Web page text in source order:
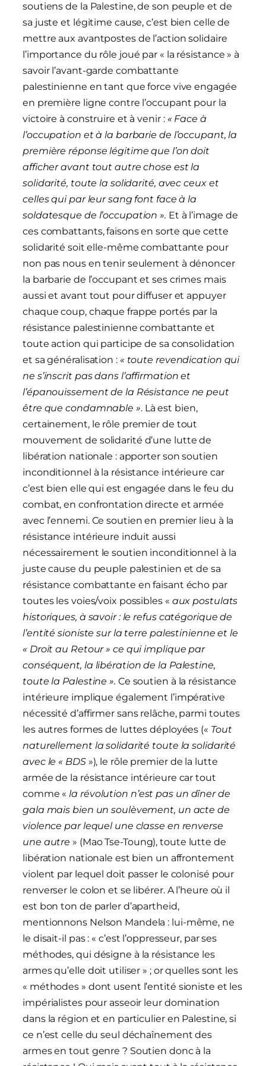
soutiens de la Palestine, de son peuple et de
sa juste et légitime cause, c’est bien celle de
mettre aux avantpostes de l’action solidaire
l’importance du rôle joué par « la résistance » à
savoir l’avant-garde combattante
palestinienne en tant que force vive engagée
en première ligne contre l’occupant pour la
victoire à construire et à venir : « Face à
l’occupation et à la barbarie de l’occupant, la
première réponse légitime que l’on doit
afficher avant tout autre chose est la
solidarité, toute la solidarité, avec ceux et
celles qui par leur sang font face à la
soldatesque de l’occupation ». Et à l’image de
ces combattants, faisons en sorte que cette
solidarité soit elle-même combattante pour
non pas nous en tenir seulement à dénoncer
la barbarie de l’occupant et ses crimes mais
aussi et avant tout pour diffuser et appuyer
chaque coup, chaque frappe portés par la
résistance palestinienne combattante et
toute action qui participe de sa consolidation
et sa généralisation : « toute revendication qui
ne s’inscrit pas dans l’affirmation et
l’épanouissement de la Résistance ne peut
être que condamnable ». Là est bien,
certainement, le rôle premier de tout
mouvement de solidarité d’une lutte de
libération nationale : apporter son soutien
inconditionnel à la résistance intérieure car
c’est bien elle qui est engagée dans le feu du
combat, en confrontation directe et armée
avec l’ennemi. Ce soutien en premier lieu à la
résistance intérieure induit aussi
nécessairement le soutien inconditionnel à la
juste cause du peuple palestinien et de sa
résistance combattante en faisant écho par
toutes les voies/voix possibles « aux postulats
historiques, à savoir : le refus catégorique de
l’entité sioniste sur la terre palestinienne et le
« Droit au Retour » ce qui implique par
conséquent, la libération de la Palestine,
toute la Palestine ». Ce soutien à la résistance
intérieure implique également l’impérative
nécessité d’affirmer sans relâche, parmi toutes
les autres formes de luttes déployées (« Tout
naturellement la solidarité toute la solidarité
avec le « BDS »), le rôle premier de la lutte
armée de la résistance intérieure car tout
comme «la révolution n’est pas un dîner de
gala mais bien un soulèvement, un acte de
violence par lequel une classe en renverse
une autre » (Mao Tse-Toung), toute lutte de
libération nationale est bien un affrontement
violent par lequel doit passer le colonisé pour
renverser le colon et se libérer. A l’heure où il
est bon ton de parler d’apartheid,
mentionnons Nelson Mandela : lui-même, ne
le disait-il pas : « c’est l’oppresseur, par ses
méthodes, qui désigne à la résistance les
armes qu’elle doit utiliser » ; or quelles sont les
« méthodes » dont usent l’entité sioniste et les
impérialistes pour asseoir leur domination
dans la région et en particulier en Palestine, si
ce n’est celle du seul déchaînement des
armes en tout genre ? Soutien donc à la